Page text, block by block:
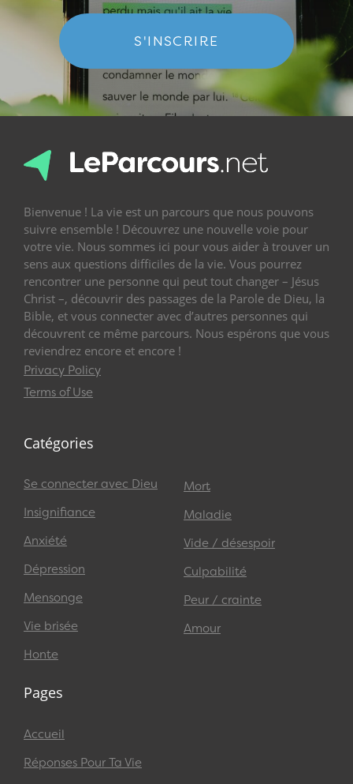
S'INSCRIRE
Bienvenue ! La vie est un parcours que nous pouvons
suivre ensemble ! Découvrez une nouvelle voie pour
votre vie. Nous sommes ici pour vous aider à trouver un
sens aux questions difficiles de la vie. Vous pourrez
rencontrer une personne qui peut tout changer – Jésus
Christ –, découvrir des passages de la Parole de Dieu, la
Bible, et vous connecter avec d’autres personnes qui
découvrent ce même parcours. Nous espérons que vous
reviendrez encore et encore !
Privacy Policy
Terms of Use
Catégories
Se connecter avec Dieu
Insignifiance
Anxiété
Dépression
Mensonge
Vie brisée
Honte
Mort
Maladie
Vide / désespoir
Culpabilité
Peur / crainte
Amour
Pages
Accueil
Réponses Pour Ta Vie